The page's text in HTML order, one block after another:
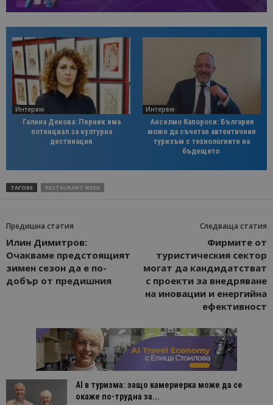
Интервю
Галина Декова: Перник има
потенциал за културна
дестинация
Интервю
Анселмо Капороси: България
може да съчетае автентичния
туризъм с технологиите на
бъдещето
ТАГОВЕ RESTAURANT WEEK
Предишна статия
Илин Димитров:
Очакваме предстоящият
зимен сезон да е по-
добър от предишния
Следваща статия
Фирмите от
туристическия сектор
могат да кандидатстват
с проекти за внедряване
на иновации и енергийна
ефективност
AI в туризма: защо камериерка може да се
окаже по-трудна за...